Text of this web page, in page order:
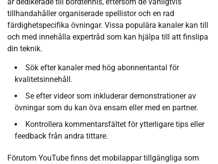
tillhandahåller organiserade spellistor och en rad
färdighetspecifika övningar. Vissa populära kanaler kan till
och med innehålla expertråd som kan hjälpa till att finslipa
din teknik.
Sök efter kanaler med hög abonnentantal för
kvalitetsinnehåll.
Se efter videor som inkluderar demonstrationer av
övningar som du kan öva ensam eller med en partner.
Kontrollera kommentarsfältet för ytterligare tips eller
feedback från andra tittare.
Förutom YouTube finns det mobilappar tillgängliga som